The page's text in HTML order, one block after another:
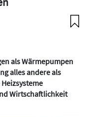
als Wärmepumpen
alles andere als
Wirtschaftlichkeit